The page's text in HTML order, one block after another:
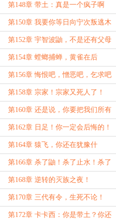
鸣人？
第148章 带土：真是一个疯子啊
第150章 我要你等日向宁次叛逃木
叶
第152章 宇智波鼬，不是还有父母
吗？
第154章 螳螂捕蝉，黄雀在后
第156章 悔恨吧，憎恶吧，乞求吧
第158章 宗家！宗家又死人了！
第160章 还是说，你要把我们所有
人，当成凶手，全部带走？
第162章 日足！你一定会后悔的！
第164章 猿飞，你还在犹豫什
么？！
第166章 杀了鼬！杀了止水！杀了
他们！
第168章 逆转的灭族之夜！
第170章 三代有令，生死不论！
第172章 卡卡西：你是带土？你还